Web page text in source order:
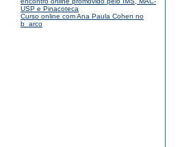
USP e Pinacoteca
Curso online com Ana Paula Cohen no
b_arco